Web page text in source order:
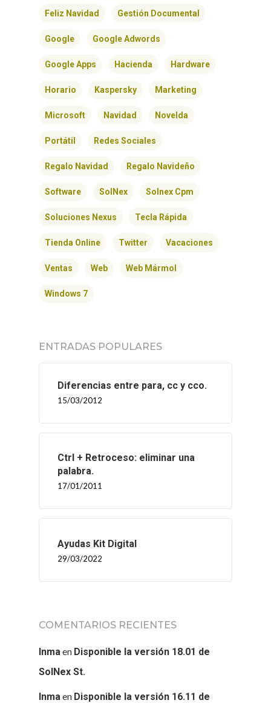
Feliz Navidad Gestión Documental
Google Google Adwords
Google Apps Hacienda Hardware
Horario Kaspersky Marketing
Microsoft Navidad Novelda
Portátil Redes Sociales
Regalo Navidad Regalo Navideño
Software SolNex Solnex Cpm
Soluciones Nexus Tecla Rápida
Tienda Online Twitter Vacaciones
Ventas Web Web Mármol
Windows 7
ENTRADAS POPULARES
Diferencias entre para, cc y cco.
15/03/2012
Ctrl + Retroceso: eliminar una
palabra.
17/01/2011
Ayudas Kit Digital
29/03/2022
COMENTARIOS RECIENTES
Inmaen Disponible la versión 18.01 de
SolNex St.
Inmaen Disponible la versión 16.11 de
SERVICIOS
CONTACTO